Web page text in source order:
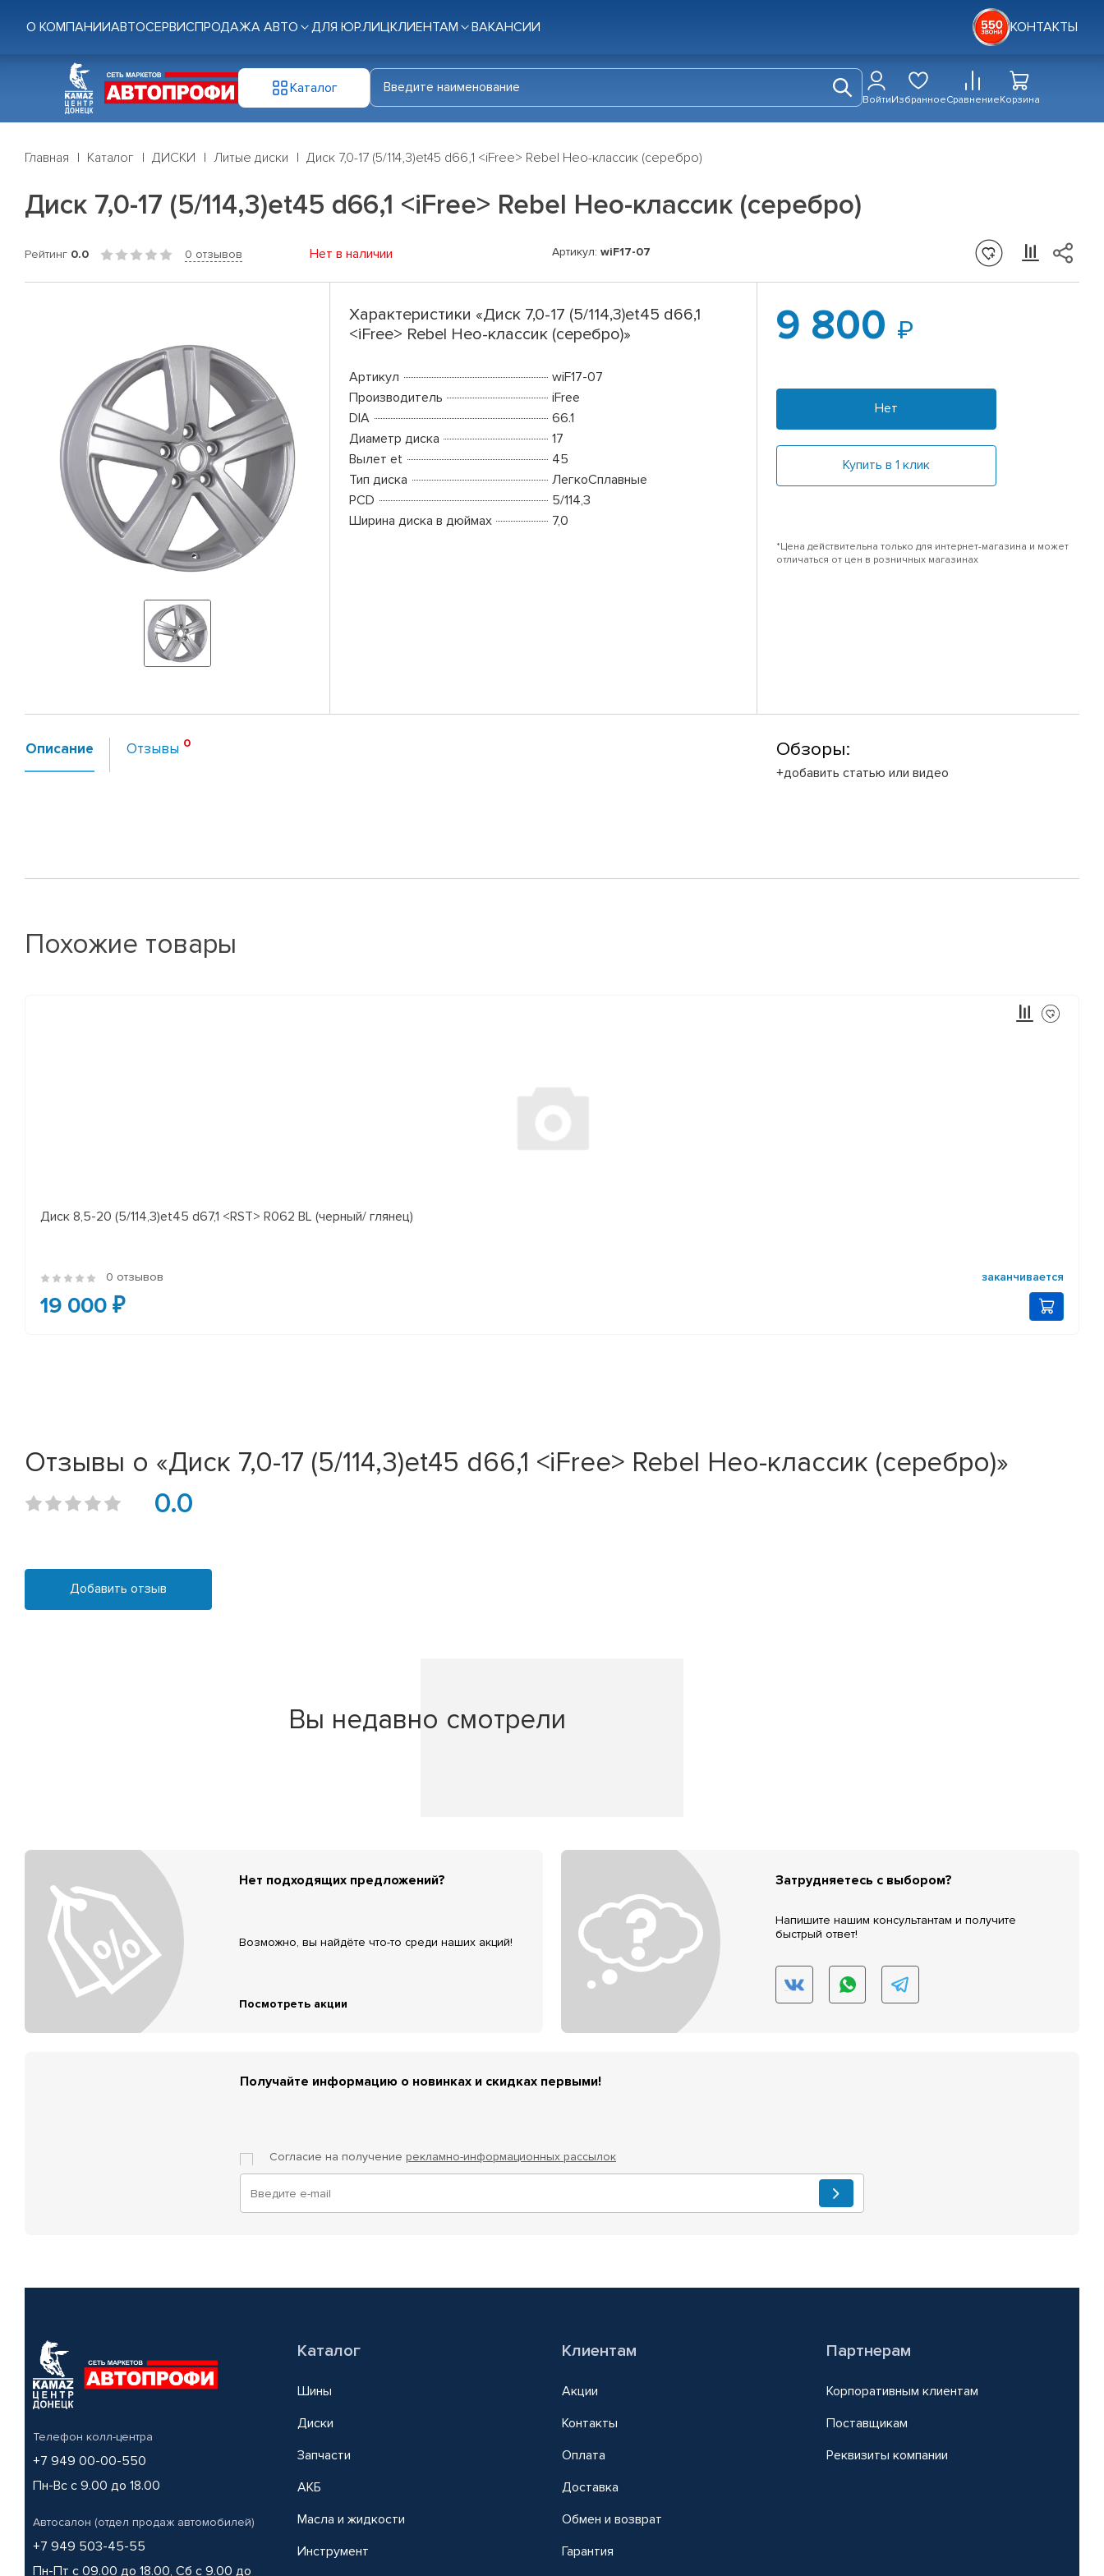
О КОМПАНИИАВТОСЕРВИСПРОДАЖА АВТО ДЛЯ ЮР.ЛИЦКЛИЕНТАМ ВАКАНСИИ КОНТАКТЫ
Каталог
ВойтиИзбранноеСравнениеКорзина
Главная Каталог ДИСКИ Литые диски Диск 7,0-17 (5/114,3)et45 d66,1 <iFree> Rebel Нео-классик (серебро)
Диск 7,0-17 (5/114,3)et45 d66,1 <iFree> Rebel Нео-классик (серебро)
Рейтинг 0.0 0 отзывов Нет в наличии Артикул: wiF17-07
Характеристики «Диск 7,0-17 (5/114,3)et45 d66,1
<iFree> Rebel Нео-классик (серебро)»
Артикул
wiF17-07
Производитель
iFree
DIA
66.1
Диаметр диска
17
Вылет et
45
Тип диска
ЛегкоСплавные
PCD
5/114,3
Ширина диска в дюймах
7,0
9 800
Нет
Купить в 1 клик
*Цена действительна только для интернет-магазина и может
отличаться от цен в розничных магазинах
Описание Отзывы Обзоры:
+добавить статью или видео
Похожие товары
Диск 8,5-20 (5/114,3)et45 d67,1 <RST> R062 BL (черный/ глянец)
0 отзывов заканчивается
19 000 ₽
Отзывы о «Диск 7,0-17 (5/114,3)et45 d66,1 <iFree> Rebel Нео-классик (серебро)»
0.0
Добавить отзыв
Вы недавно смотрели
Нет подходящих предложений?
Возможно, вы найдёте что-то среди наших акций!
Посмотреть акции
Затрудняетесь с выбором?
Напишите нашим консультантам и получите
быстрый ответ!
Получайте информацию о новинках и скидках первыми!
Согласие на получение рекламно-информационных рассылок
Телефон колл-центра
+7 949 00-00-550
Пн-Вс с 9.00 до 18.00
Автосалон (отдел продаж автомобилей)
+7 949 503-45-55
Пн-Пт с 09.00 до 18.00, Сб с 9.00 до
Каталог
Шины
Диски
Запчасти
АКБ
Масла и жидкости
Инструмент
Клиентам
Акции
Контакты
Оплата
Доставка
Обмен и возврат
Гарантия
Партнерам
Корпоративным клиентам
Поставщикам
Реквизиты компании